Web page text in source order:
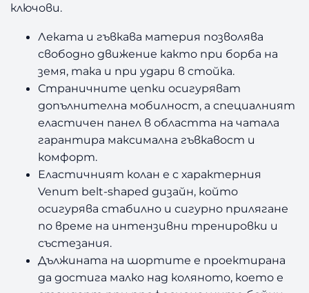
ключови.
Леката и гъвкава материя позволява
свободно движение както при борба на
земя, така и при удари в стойка.
Страничните цепки осигуряват
допълнителна мобилност, а специалният
еластичен панел в областта на чатала
гарантира максимална гъвкавост и
комфорт.
Еластичният колан е с характерния
Venum belt-shaped дизайн, който
осигурява стабилно и сигурно прилягане
по време на интензивни тренировки и
състезания.
Дължината на шортите е проектирана
да достига малко над коляното, което е